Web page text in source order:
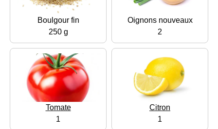
Boulgour fin
250 g
Oignons nouveaux
2
Tomate
1
Citron
1